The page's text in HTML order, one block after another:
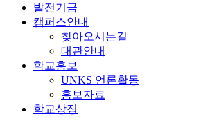
발전기금
캠퍼스안내
찾아오시는길
대관안내
학교홍보
UNKS 언론활동
홍보자료
학교상징